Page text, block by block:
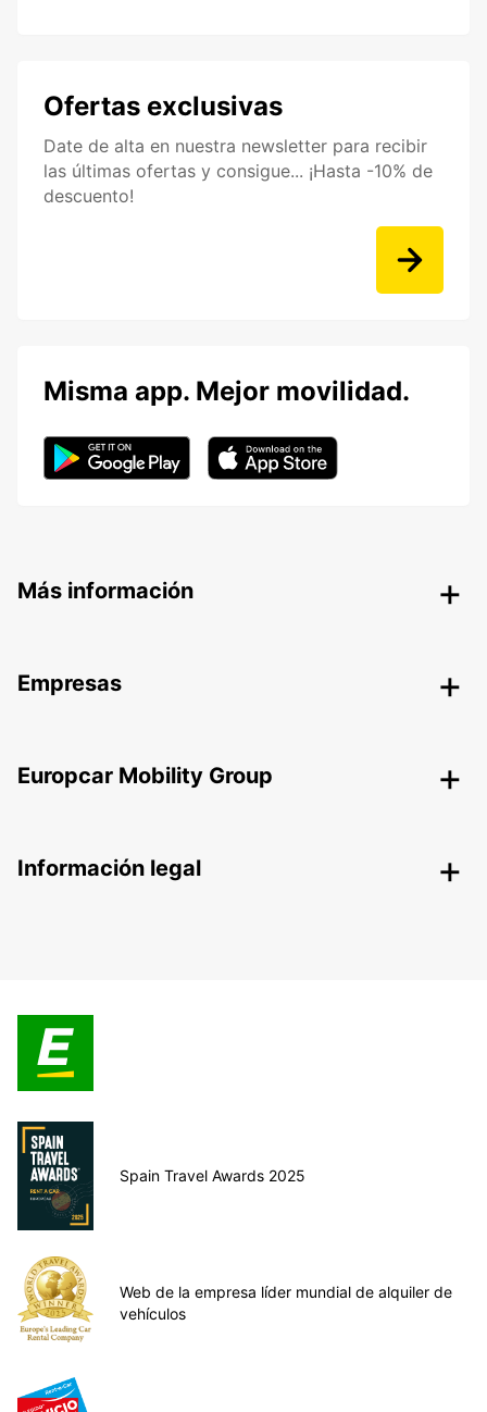
Ofertas exclusivas
Date de alta en nuestra newsletter para recibir
las últimas ofertas y consigue... ¡Hasta -10% de
descuento!
Misma app. Mejor movilidad.
Más información
Empresas
Europcar Mobility Group
Información legal
Spain Travel Awards 2025
Web de la empresa líder mundial de alquiler de
vehículos